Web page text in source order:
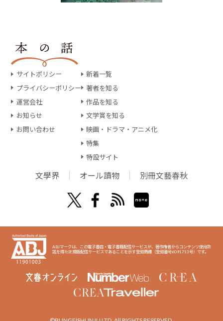
サイトポリシー
プライバシーポリシー
運営会社
お知らせ
お問い合わせ
新着一覧
著者を知る
作品を知る
文学賞を知る
映画・ドラマ・アニメ化
特集
特設サイト
文學界 オール讀物 別冊文藝春秋
ABJマークは、この電子書店・電子書籍配信サービスが、著作権者からコンテンツ使用許
諾を得た正規版配信サービスであることを示す登録商標（登録番号6091713号）です。